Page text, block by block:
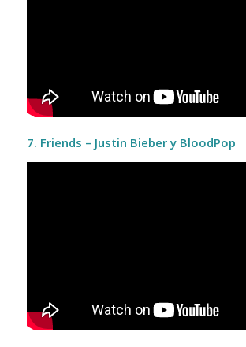
7. Friends – Justin Bieber y BloodPop